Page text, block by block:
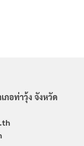
ภอท่าวุ้ง จังหวัด